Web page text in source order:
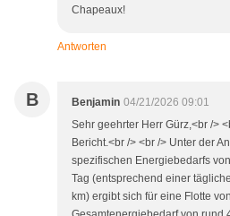
Chapeaux!
Antworten
B Benjamin 04/21/2026 09:01
Sehr geehrter Herr Gürz,<br />
Bericht.<br /> <br /> Unter der
spezifischen Energiebedarfs
Tag (entsprechend einer
km) ergibt sich für eine Flotte